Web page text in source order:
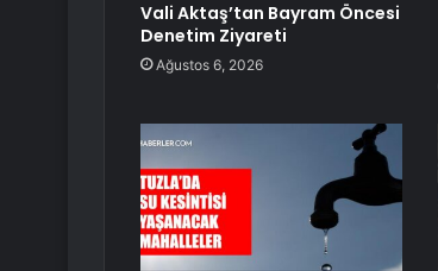
Vali Aktaş’tan Bayram Öncesi
Denetim Ziyareti
Ağustos 6, 2026